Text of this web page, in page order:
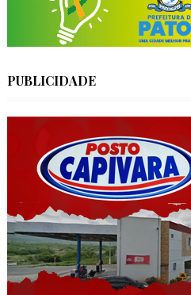
PUBLICIDADE